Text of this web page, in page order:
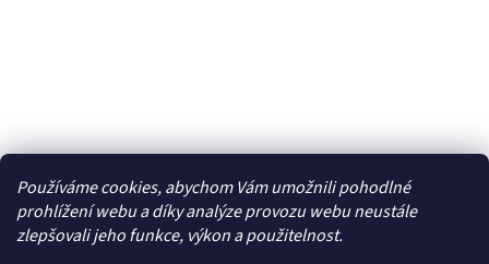
Používáme cookies, abychom Vám umožnili pohodlné
prohlížení webu a díky analýze provozu webu neustále
zlepšovali jeho funkce, výkon a použitelnost.
USB+JACK konektor Jeep Renegade